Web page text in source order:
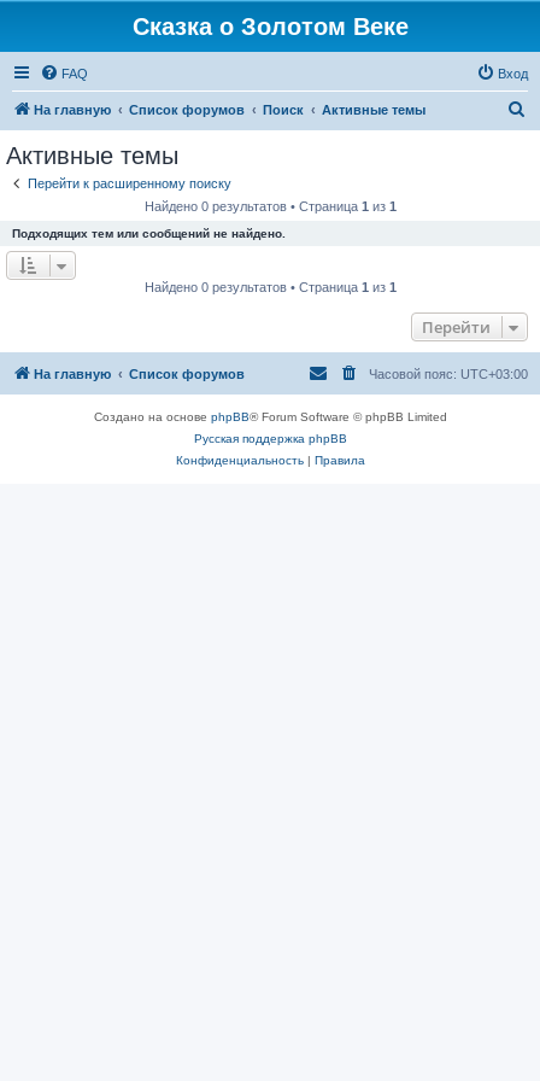
Сказка о Золотом Веке
FAQ Вход
На главную Список форумов Поиск Активные темы
Активные темы
Перейти к расширенному поиску
Найдено 0 результатов • Страница 1 из 1
Подходящих тем или сообщений не найдено.
Найдено 0 результатов • Страница 1 из 1
Перейти
На главную Список форумов Часовой пояс: UTC+03:00
Создано на основе phpBB® Forum Software © phpBB Limited
Русская поддержка phpBB
Конфиденциальность| Правила